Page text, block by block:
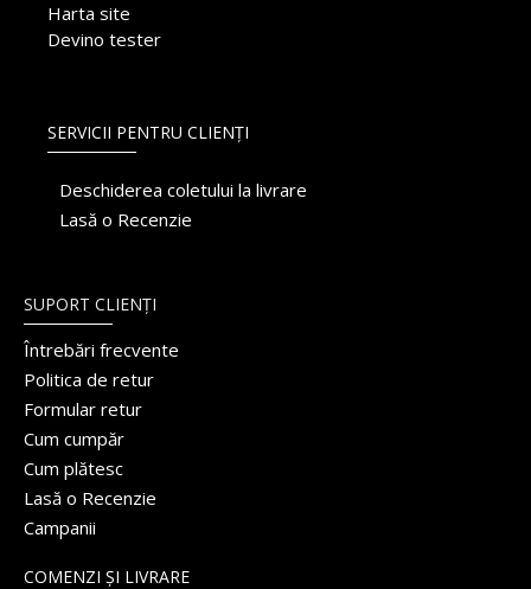
Harta site
Devino tester
SERVICII PENTRU CLIENȚI
Deschiderea coletului la livrare
Lasă o Recenzie
SUPORT CLIENȚI
Întrebări frecvente
Politica de retur
Formular retur
Cum cumpăr
Cum plătesc
Lasă o Recenzie
Campanii
COMENZI ȘI LIVRARE